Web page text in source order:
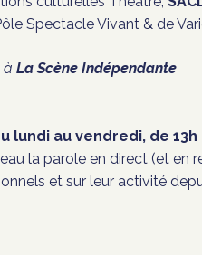
Spectacle Vivant & de
à La Scène Indépendante
lundi au vendredi, de
la parole en direct (et en
et sur leur activité